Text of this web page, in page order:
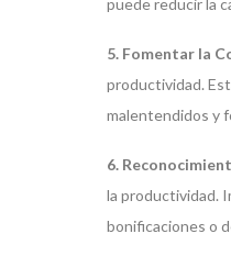
5. Fomentar la
productividad.
malentendidos y
6.
la productividad.
bonificaciones o